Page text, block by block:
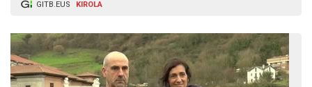
GITB.EUS KIROLA